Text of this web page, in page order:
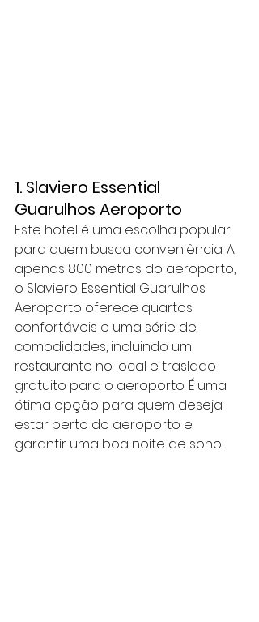
1. Slaviero Essential
Guarulhos Aeroporto
Este hotel é uma escolha popular
para quem busca conveniência. A
apenas 800 metros do aeroporto,
o Slaviero Essential Guarulhos
Aeroporto oferece quartos
confortáveis e uma série de
comodidades, incluindo um
restaurante no local e traslado
gratuito para o aeroporto. É uma
ótima opção para quem deseja
estar perto do aeroporto e
garantir uma boa noite de sono.